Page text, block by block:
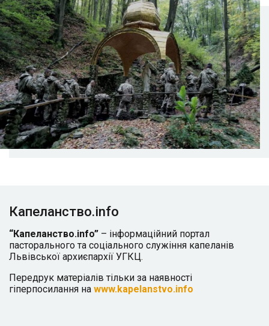
Капеланство.info
“Капеланство.info” – інформаційний портал
пасторального та соціального служіння капеланів
Львівської архиєпархії УГКЦ.
Передрук матеріалів тільки за наявності
гіперпосилання на www.kapelanstvo.info